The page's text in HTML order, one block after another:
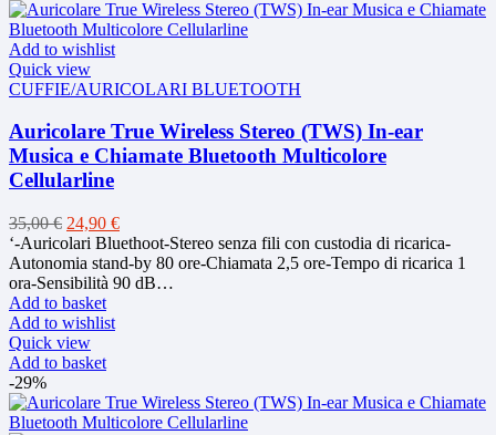
Add to wishlist
Quick view
CUFFIE/AURICOLARI BLUETOOTH
Auricolare True Wireless Stereo (TWS) In-ear
Musica e Chiamate Bluetooth Multicolore
Cellularline
35,00€ Original
price
was:
35,00 €.
24,90 €Current
price
is:
24,90 €.
‘-Auricolari Bluethoot-Stereo senza fili con custodia di ricarica-
Autonomia stand-by 80 ore-Chiamata 2,5 ore-Tempo di ricarica 1
ora-Sensibilità 90 dB…
Add to basket
Add to wishlist
Quick view
Add to basket
-29%